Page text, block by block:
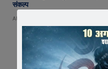
संकल्प
AUGUST 8, 2026